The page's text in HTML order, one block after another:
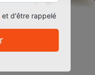
et d'être rappelé